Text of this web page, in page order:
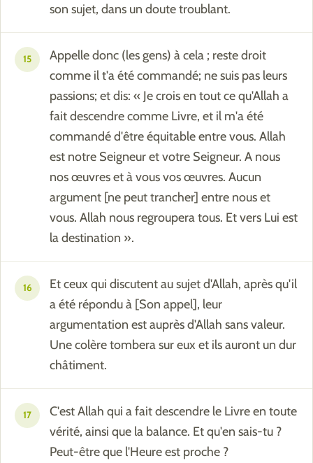
son sujet, dans un doute troublant.
15
Appelle donc (les gens) à cela ; reste droit
comme il t'a été commandé; ne suis pas leurs
passions; et dis: « Je crois en tout ce qu'Allah a
fait descendre comme Livre, et il m'a été
commandé d'être équitable entre vous. Allah
est notre Seigneur et votre Seigneur. A nous
nos œuvres et à vous vos œuvres. Aucun
argument [ne peut trancher] entre nous et
vous. Allah nous regroupera tous. Et vers Lui est
la destination ».
16
Et ceux qui discutent au sujet d'Allah, après qu'il
a été répondu à [Son appel], leur
argumentation est auprès d'Allah sans valeur.
Une colère tombera sur eux et ils auront un dur
châtiment.
17
C'est Allah qui a fait descendre le Livre en toute
vérité, ainsi que la balance. Et qu'en sais-tu ?
Peut-être que l'Heure est proche ?